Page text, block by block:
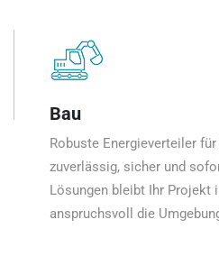
Bau
Robuste Energieverteiler
zuverlässig, sicher und
Lösungen bleibt Ihr Projekt
anspruchsvoll die